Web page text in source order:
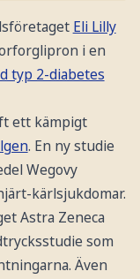
Eli Lilly
i en
typ 2-diabetes
ett kämpigt
. En ny studie
Wegovy
kärlsjukdomar.
Astra Zeneca
som
Även